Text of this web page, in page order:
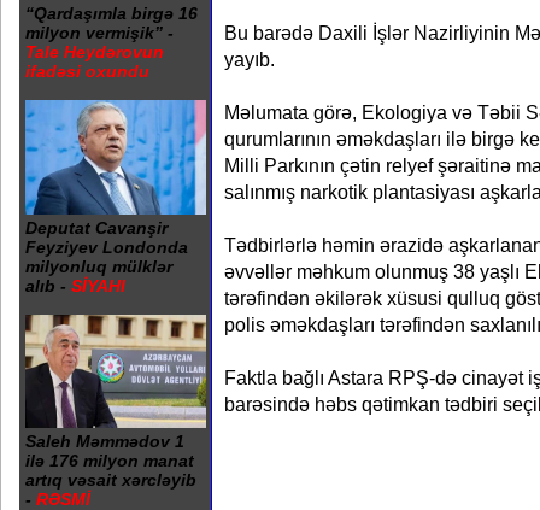
“Qardaşımla birgə 16
milyon vermişik” -
Tale Heydərovun
ifadəsi oxundu
Deputat Cavanşir
Feyziyev Londonda
milyonluq mülklər
alıb - SİYAHI
Saleh Məmmədov 1
ilə 176 milyon manat
artıq vəsait xərcləyib
- RƏSMİ
Bu barədə Daxili İşlər Nazirliyinin
yayıb.
Məlumata görə, Ekologiya və Təbii
qurumlarının əməkdaşları ilə birgə
Milli Parkının çətin relyef şəraitinə
salınmış narkotik plantasiyası
Tədbirlərlə həmin ərazidə
əvvəllər məhkum olunmuş 38 yaşlı
tərəfindən əkilərək xüsusi qulluq
polis əməkdaşları tərəfindən
Faktla bağlı Astara RPŞ-də cinayət
barəsində həbs qətimkan tədbiri